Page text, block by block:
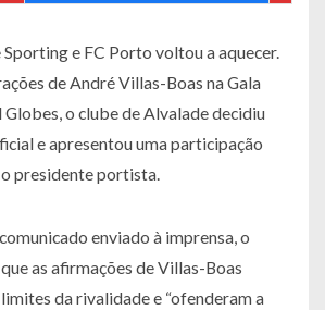
e FC Porto voltou a aquecer.
de André Villas-Boas na Gala
o clube de Alvalade decidiu
e apresentou uma participação
presidente portista.
enviado à imprensa, o
as afirmações de Villas-Boas
da rivalidade e “ofenderam a